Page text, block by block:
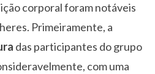
corporal foram notáveis
Primeiramente, a
das participantes do grupo
com uma